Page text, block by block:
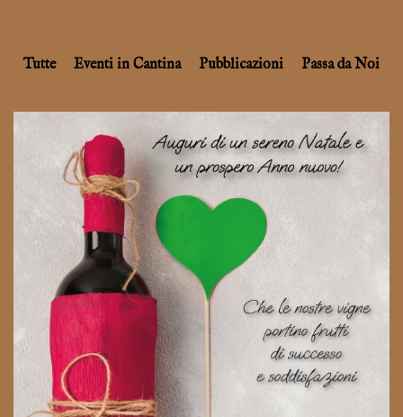
Tutte Eventi in Cantina Pubblicazioni Passa da Noi